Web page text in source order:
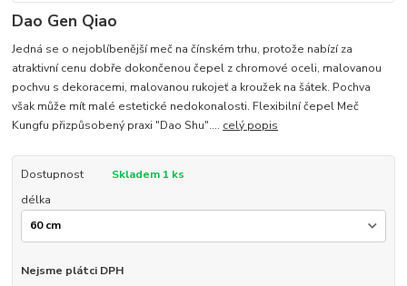
Dao Gen Qiao
Jedná se o nejoblíbenější meč na čínském trhu, protože nabízí za
atraktivní cenu dobře dokončenou čepel z chromové oceli, malovanou
pochvu s dekoracemi, malovanou rukojeť a kroužek na šátek. Pochva
však může mít malé estetické nedokonalosti. Flexibilní čepel Meč
Kungfu přizpůsobený praxi "Dao Shu".... celý popis
Dostupnost
Skladem 1 ks
délka
Nejsme plátci DPH